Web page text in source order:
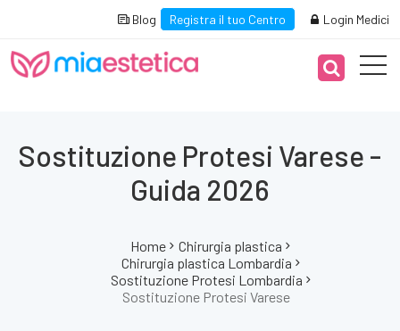
Blog Registra il tuo Centro Login Medici
Sostituzione Protesi Varese -
Guida 2026
Home
Chirurgia plastica
Chirurgia plastica Lombardia
Sostituzione Protesi Lombardia
Sostituzione Protesi Varese